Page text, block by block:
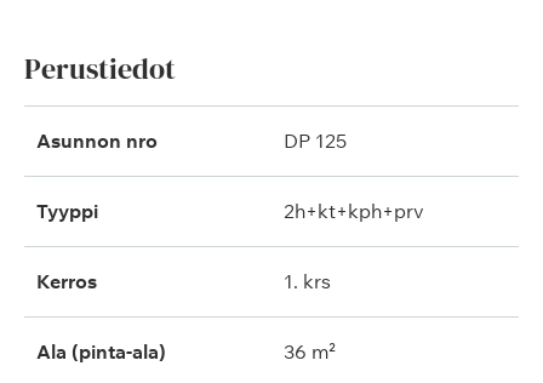
Perustiedot
Asunnon nro DP 125
Tyyppi 2h+kt+kph+prv
Kerros 1. krs
Ala (pinta-ala) 36 m²